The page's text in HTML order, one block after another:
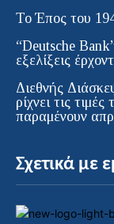
Το Έπος του
“Deutsche
εξελίξεις
Διεθνής
ρίχνει τις
παραμένουν
Σχετικά με